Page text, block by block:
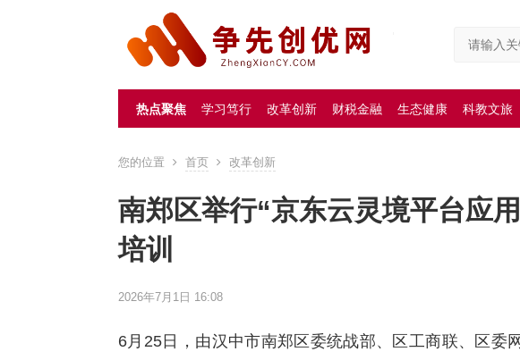
热点聚焦 学习笃行 改革创新 财税金融 生态健康 科教文旅
您的位置 首页 改革创新
南郑区举行“京东云灵境平台应
培训
2026年7月1日 16:08
6月25日，由汉中市南郑区委统战部、区工商联、区委